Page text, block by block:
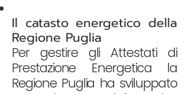
Il catasto energetico della
Regione Puglia
Per gestire gli Attestati di
Prestazione Energetica la
Regione Puglia ha sviluppato